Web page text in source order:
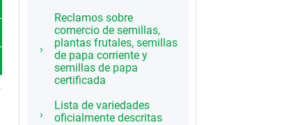
Reclamos sobre
comercio de semillas,
plantas frutales, semillas
de papa corriente y
semillas de papa
certificada
Lista de variedades
oficialmente descritas